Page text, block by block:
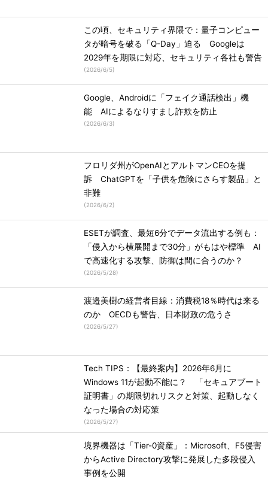
この頃、セキュリティ界隈で：量子コンピュー
タが暗号を破る「Q-Day」迫る Googleは
2029年を期限に対応、セキュリティ各社も警告
(2026/6/5)
Google、Androidに「フェイク通話検出」機
能 AIによるなりすまし詐欺を防止
(2026/6/3)
フロリダ州がOpenAIとアルトマンCEOを提
訴 ChatGPTを「子供を危険にさらす製品」と
非難
(2026/6/2)
ESETが調査、最短6分でデータ流出する例も：
「侵入から横展開まで30分」がもはや標準 AI
で高速化する攻撃、防御は間に合うのか？
(2026/5/28)
渡邉美樹の経営者目線：消費税18％時代は来る
のか OECDも警告、日本財政の危うさ
(2026/5/27)
Tech TIPS：【最終案内】2026年6月に
Windows 11が起動不能に？ 「セキュアブート
証明書」の期限切れリスクと対策、起動しなく
なった場合の対応策
(2026/5/27)
境界機器は「Tier-0資産」：Microsoft、F5侵害
からActive Directory攻撃に発展した多段侵入
事例を公開